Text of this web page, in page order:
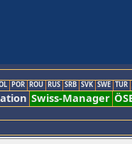
POR ROU RUS SRB SVK SWE TUR
Swiss-Manager